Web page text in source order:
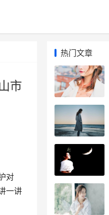
市
对
一讲
热门文章